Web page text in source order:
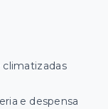
climatizadas
e despensa